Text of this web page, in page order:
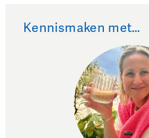
Kennismaken met…